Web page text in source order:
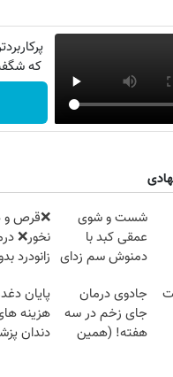
که
شست و شوی
عمقی کبد با
دمنوش سم زدای
❌قرص‌ و
نخور❌
زانودرد
جادوی درمان
جای زخم در سه
هفته! (همین
پایان
هزینه
دندان